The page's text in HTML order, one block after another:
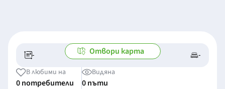
- -/- -
Отвори карта
В любими на
0 потребители
Видяна
0 пъти